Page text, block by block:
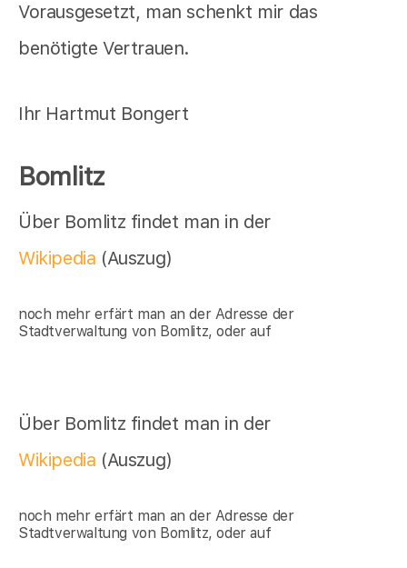
Vorausgesetzt, man schenkt mir das
benötigte Vertrauen.
Ihr Hartmut Bongert
Bomlitz
Über Bomlitz findet man in der
Wikipedia (Auszug)
noch mehr erfärt man an der Adresse der
Stadtverwaltung von Bomlitz, oder auf
Über Bomlitz findet man in der
Wikipedia (Auszug)
noch mehr erfärt man an der Adresse der
Stadtverwaltung von Bomlitz, oder auf